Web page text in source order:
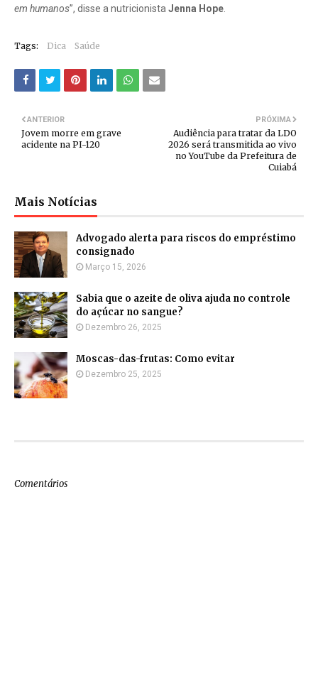
em humanos”, disse a nutricionista Jenna Hope
Tags: Dica Saúde
PRÓXIMA
Audiência para tratar da LDO
2026 será transmitida ao vivo
no YouTube da Prefeitura de
Cuiabá
ANTERIOR
Jovem morre em grave
acidente na PI-120
Mais Notícias
Advogado alerta para riscos do empréstimo
consignado
Março 15, 2026
Sabia que o azeite de oliva ajuda no controle
do açúcar no sangue?
Dezembro 26, 2025
Moscas-das-frutas: Como evitar
Dezembro 25, 2025
Comentários